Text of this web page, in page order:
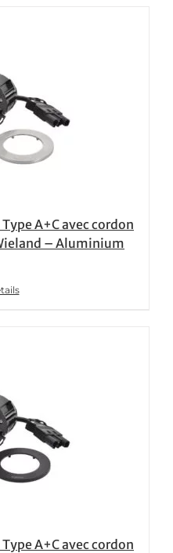
A+C avec cordon
– Aluminium
A+C avec cordon